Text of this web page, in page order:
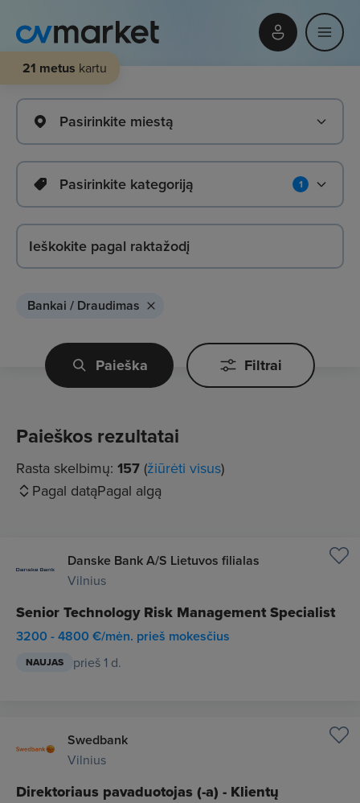
21 metus kartu
Pasirinkite miestą
Pasirinkite kategoriją 1
Bankai / Draudimas
Paieška Filtrai
Paieškos rezultatai
Rasta skelbimų: 157 (žiūrėti visus)
Pagal datąPagal algą
Danske Bank A/S Lietuvos filialas
Vilnius
Senior Technology Risk Management Specialist
3200 - 4800 €/mėn. prieš mokesčius
NAUJAS prieš 1 d.
Swedbank
Vilnius
Direktoriaus pavaduotojas (-a) - Klientų